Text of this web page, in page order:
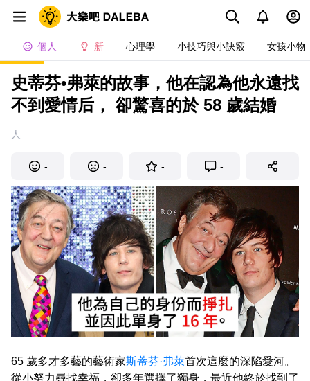
個人 新 心理學 小技巧與小訣竅 女孩小物
史蒂芬•弗萊的故事，他在認為他永遠找
不到愛情后， 卻驚喜的於 58 歲結婚
人
- - - -
65 歲多才多藝的藝術家斯蒂芬·弗萊首次這麼的深陷愛河。
從小努力尋找幸福，卻多年選擇了獨身，最近他終於找到了